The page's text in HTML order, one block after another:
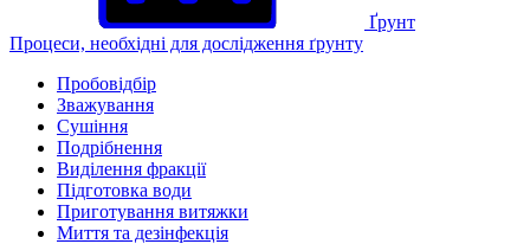
Ґрунт
Процеси, необхідні для дослідження ґрунту
Пробовідбір
Зважування
Сушіння
Подрібнення
Виділення фракції
Підготовка води
Приготування витяжки
Миття та дезінфекція